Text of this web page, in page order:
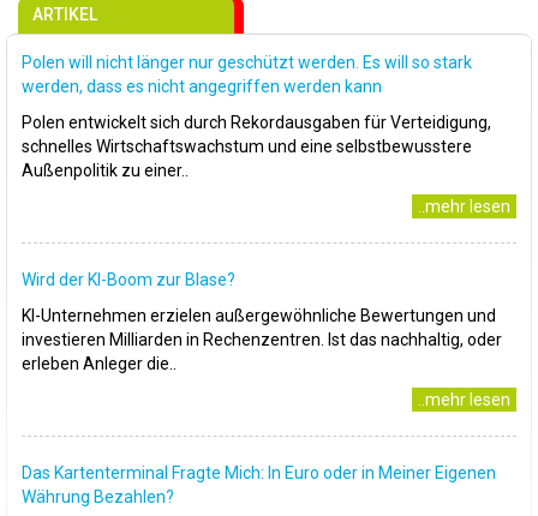
ARTIKEL
Polen will nicht länger nur geschützt werden. Es will so stark
werden, dass es nicht angegriffen werden kann
Polen entwickelt sich durch Rekordausgaben für Verteidigung,
schnelles Wirtschaftswachstum und eine selbstbewusstere
Außenpolitik zu einer..
..mehr lesen
Wird der KI-Boom zur Blase?
KI-Unternehmen erzielen außergewöhnliche Bewertungen und
investieren Milliarden in Rechenzentren. Ist das nachhaltig, oder
erleben Anleger die..
..mehr lesen
Das Kartenterminal Fragte Mich: In Euro oder in Meiner Eigenen
Währung Bezahlen?